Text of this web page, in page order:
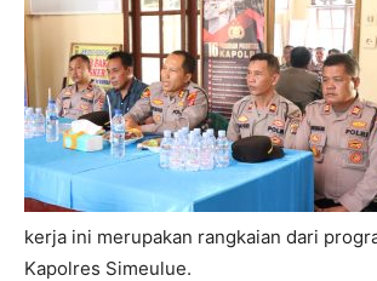
kerja ini merupakan rangkaian dari
Kapolres Simeulue.